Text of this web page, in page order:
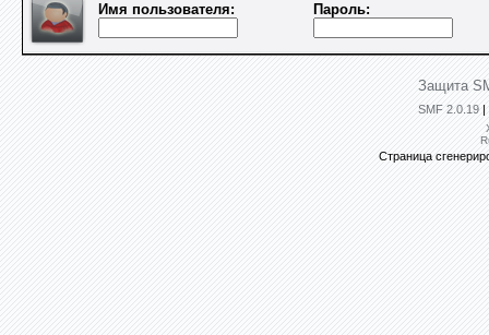
Имя пользователя: Пароль:
Защита
SMF 2.0.19 |
Страница